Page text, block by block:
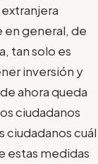
en general, de
tan solo es
inversión y
ahora queda
ciudadanos
ciudadanos cuál
estas medidas